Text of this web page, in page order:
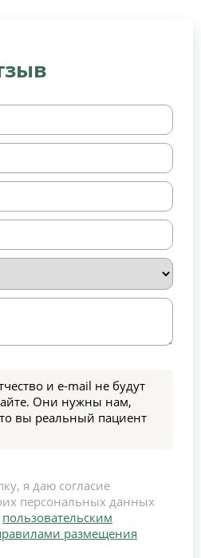
и e-mail не будут
Они нужны нам,
вы реальный пациент
я даю согласие
персональных данных
пользовательским
размещения